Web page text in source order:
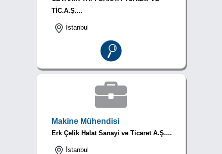
TİC.A.Ş....
İstanbul
Makine Mühendisi
Erk Çelik Halat Sanayi ve Ticaret A.Ş....
İstanbul